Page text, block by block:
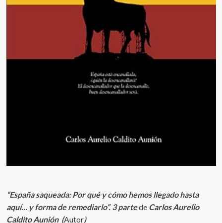
“España saqueada: Por qué y cómo hemos llegado hasta
aquí… y forma de remediarlo”. 3 partede Carlos Aurelio
Caldito Aunión (Autor)